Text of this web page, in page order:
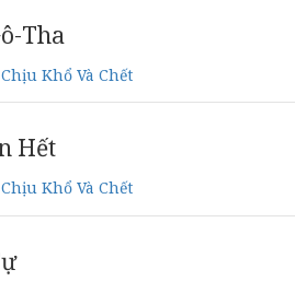
Tha
Chịu Khổ Và Chết
Hết
Chịu Khổ Và Chết